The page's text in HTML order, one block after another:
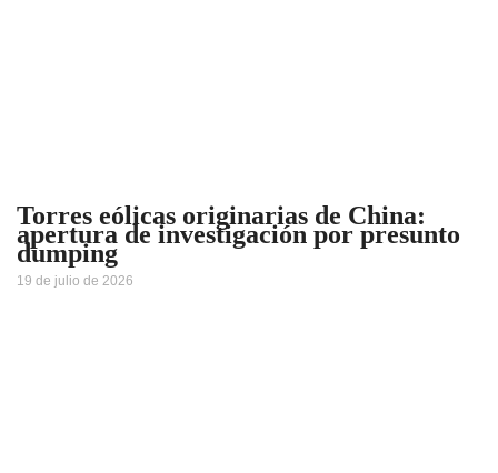
Torres eólicas originarias de China:
apertura de investigación por presunto
dumping
19 de julio de 2026